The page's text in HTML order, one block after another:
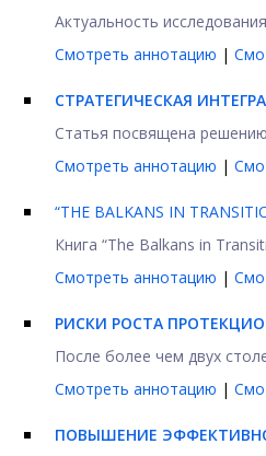
Актуальность
Смотреть аннотацию |
СТРАТЕГИЧЕСКАЯ
Статья посвящена
Смотреть аннотацию |
“THE BALKANS IN
Книга “The Balkans in
Смотреть аннотацию |
РИСКИ РОСТА
После более чем двух
Смотреть аннотацию |
ПОВЫШЕНИЕ